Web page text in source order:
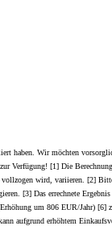
haben. Wir möchten
Verfügung! [1] Die
wird, variieren. [2]
[3] Das errechnete
um 806 EUR/Jahr)
aufgrund erhöhtem